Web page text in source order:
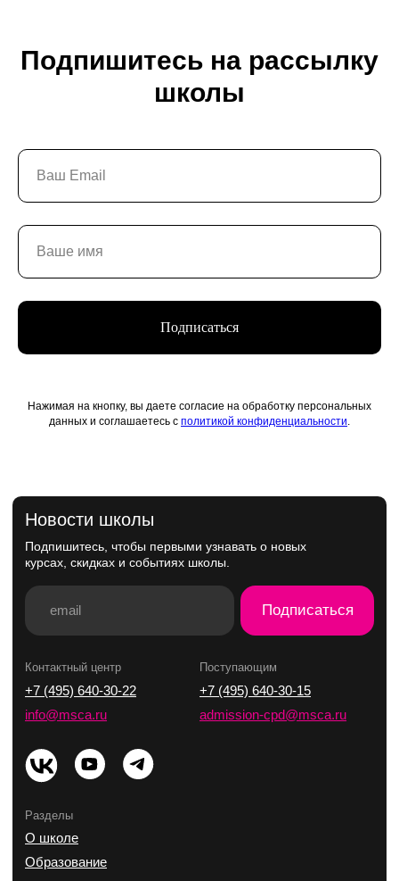
Подпишитесь на рассылку
школы
Подписаться
Нажимая на кнопку, вы даете согласие на обработку персональных
данных и соглашаетесь с политикой конфиденциальности
О школе
Образование
Москва, Центр дизайна Artplay,
Способ оплаты
Политика конфиденциальности
Лицензия